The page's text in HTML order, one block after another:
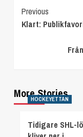
Continue
Reading
Previous
Klart:
More Stories
HOCKEYETTAN
Tidigare SHL-